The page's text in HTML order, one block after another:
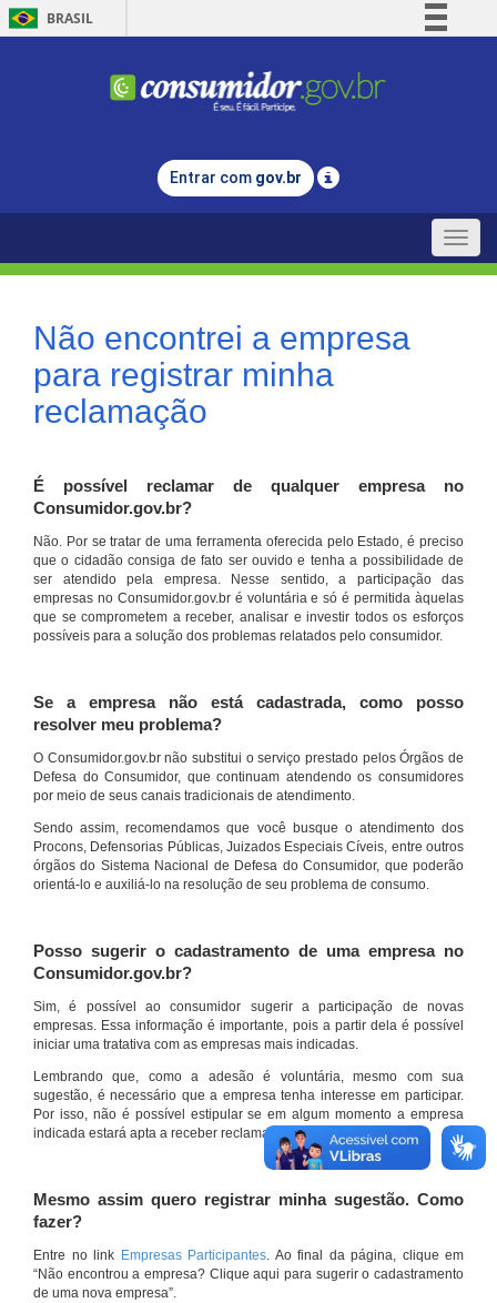
BRASIL
Comunica BR
Legislação
Entrar com gov.br
Toggle
Não encontrei a empresa
para registrar minha
reclamação
É possível reclamar de qualquer empresa no
Consumidor.gov.br?
Não. Por se tratar de uma ferramenta oferecida pelo Estado, é preciso
que o cidadão consiga de fato ser ouvido e tenha a possibilidade de
ser atendido pela empresa. Nesse sentido, a participação das
empresas no Consumidor.gov.br é voluntária e só é permitida àquelas
que se comprometem a receber, analisar e investir todos os esforços
possíveis para a solução dos problemas relatados pelo consumidor.
Se a empresa não está cadastrada, como posso
resolver meu problema?
O Consumidor.gov.br não substitui o serviço prestado pelos Órgãos de
Defesa do Consumidor, que continuam atendendo os consumidores
por meio de seus canais tradicionais de atendimento.
Sendo assim, recomendamos que você busque o atendimento dos
Procons, Defensorias Públicas, Juizados Especiais Cíveis, entre outros
órgãos do Sistema Nacional de Defesa do Consumidor, que poderão
orientá-lo e auxiliá-lo na resolução de seu problema de consumo.
Posso sugerir o cadastramento de uma empresa no
Consumidor.gov.br?
Sim, é possível ao consumidor sugerir a participação de novas
empresas. Essa informação é importante, pois a partir dela é possível
iniciar uma tratativa com as empresas mais indicadas.
Lembrando que, como a adesão é voluntária, mesmo com sua
sugestão, é necessário que a empresa tenha interesse em participar.
Por isso, não é possível estipular se em algum momento a empresa
indicada estará apta a receber reclamações por meio do site.
Mesmo assim quero registrar minha sugestão. Como
fazer?
Entre no link Empresas Participantes. Ao final da página, clique em
“Não encontrou a empresa? Clique aqui para sugerir o cadastramento
de uma nova empresa”.